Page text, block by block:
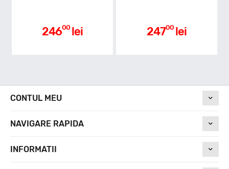
Aderenta pe carosabil ud
Nivel de zgomot
71
24600 lei 24700 lei
CONTUL MEU
NAVIGARE RAPIDA
INFORMATII